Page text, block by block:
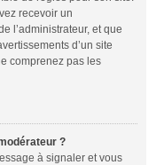
recevoir un
l’administrateur, et que
d’un site
comprenez pas les
?
à signaler et vous